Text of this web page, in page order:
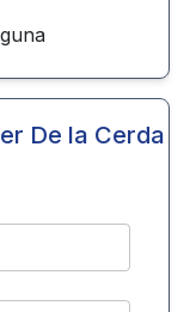
De la Cerda